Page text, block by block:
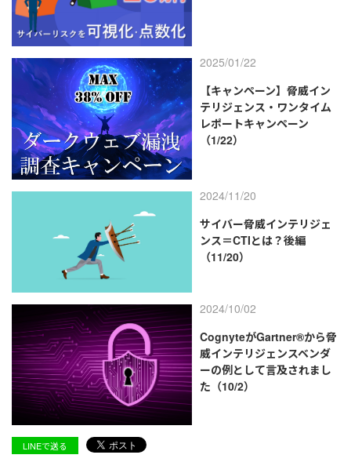
2025/01/22
【キャンペーン】脅威イン
テリジェンス・ワンタイム
レポートキャンペーン
（1/22）
2024/11/20
サイバー脅威インテリジェ
ンス＝CTIとは？後編
（11/20）
2024/10/02
CognyteがGartner®から脅
威インテリジェンスベンダ
ーの例として言及されまし
た（10/2）
LINEで送る